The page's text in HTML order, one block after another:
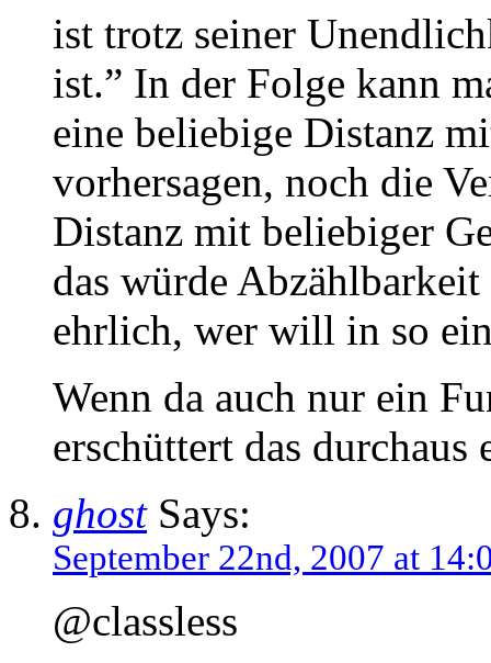
ist trotz seiner
ist.” In der Folge kann
eine beliebige Distanz
vorhersagen, noch die
Distanz mit beliebiger
das würde
ehrlich, wer will in so
Wenn da auch nur ein
erschüttert das
ghostSays:
September 22nd, 2007 at
@classless